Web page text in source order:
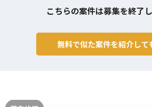
こちらの案件は募集を終了し
無料で似た案件を紹介して